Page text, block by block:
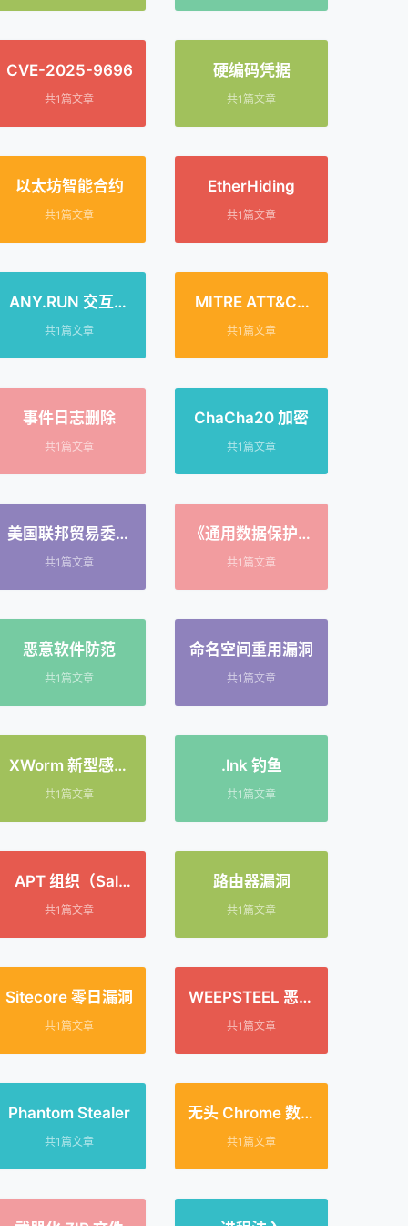
CVE-2025-9696
共1篇文章
硬编码凭据
共1篇文章
以太坊智能合约
共1篇文章
EtherHiding
共1篇文章
ANY.RUN 交互式
沙箱
共1篇文章
MITRE ATT&CK
T1566.002
共1篇文章
事件日志删除
共1篇文章
ChaCha20 加密
共1篇文章
美国联邦贸易委员
会（FTC）
共1篇文章
《通用数据保护条
例》（GDPR）
共1篇文章
恶意软件防范
共1篇文章
命名空间重用漏洞
共1篇文章
XWorm 新型感染
链
共1篇文章
.lnk 钓鱼
共1篇文章
APT 组织（Salt
Typhoon/OPERAT
共1篇文章
路由器漏洞
共1篇文章
Sitecore 零日漏洞
共1篇文章
WEEPSTEEL 恶意
软件
共1篇文章
Phantom Stealer
共1篇文章
无头 Chrome 数据
提取
共1篇文章